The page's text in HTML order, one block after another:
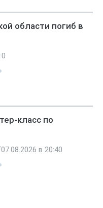
области погиб в
класс по
07.08.2026 в 20:40